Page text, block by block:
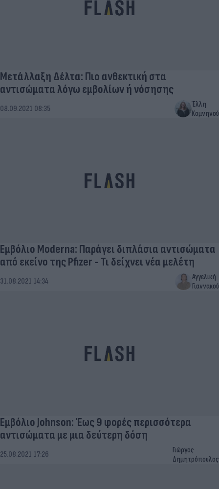
Μετάλλαξη Δέλτα: Πιο ανθεκτική στα
αντισώματα λόγω εμβολίων ή νόσησης
08.09.2021 08:35
Έλλη
Κομνηνού
Εμβόλιο Moderna: Παράγει διπλάσια αντισώματα
από εκείνο της Pfizer - Τι δείχνει νέα μελέτη
31.08.2021 14:34
Αγγελική
Γιαννακού
Εμβόλιο Johnson: Έως 9 φορές περισσότερα
αντισώματα με μια δεύτερη δόση
25.08.2021 17:26
Γιώργος
Δημητρόπουλος